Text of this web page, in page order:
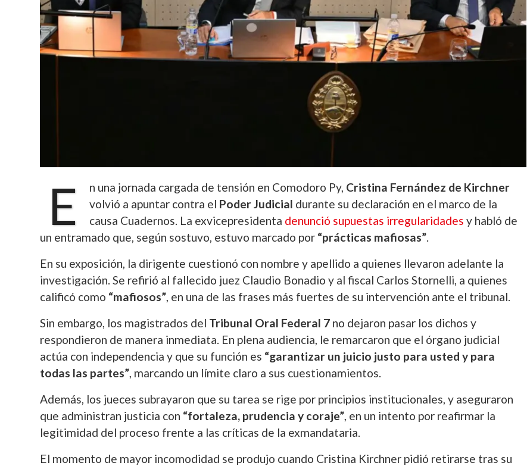
E n una jornada cargada de tensión en Comodoro Py, Cristina Fernández de Kirchner
volvió a apuntar contra el Poder Judicial durante su declaración en el marco de la
causa Cuadernos. La exvicepresidenta denunció supuestas irregularidades y habló de
un entramado que, según sostuvo, estuvo marcado por “prácticas mafiosas”.
En su exposición, la dirigente cuestionó con nombre y apellido a quienes llevaron adelante la
investigación. Se refirió al fallecido juez Claudio Bonadio y al fiscal Carlos Stornelli, a quienes
calificó como “mafiosos”, en una de las frases más fuertes de su intervención ante el tribunal.
Sin embargo, los magistrados del Tribunal Oral Federal 7 no dejaron pasar los dichos y
respondieron de manera inmediata. En plena audiencia, le remarcaron que el órgano judicial
actúa con independencia y que su función es “garantizar un juicio justo para usted y para
todas las partes”, marcando un límite claro a sus cuestionamientos.
Además, los jueces subrayaron que su tarea se rige por principios institucionales, y aseguraron
que administran justicia con “fortaleza, prudencia y coraje”, en un intento por reafirmar la
legitimidad del proceso frente a las críticas de la exmandataria.
El momento de mayor incomodidad se produjo cuando Cristina Kirchner pidió retirarse tras su